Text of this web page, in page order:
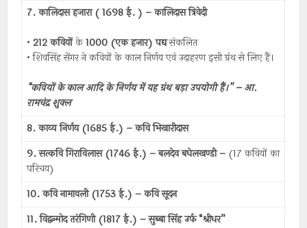
7. कालिदास हजारा ( 1698 ई. ) – कालिदास त्रिवेदी
• 212 कवियोंके1000 (एक हजार) पद्यसंकलित
• शिवसिंह सेंगर ने कवियों के काल निर्णय एवं उदाहरण इसी ग्रंथ से लिए हैं।
“कवियों के काल आदि के निर्णय में यह ग्रंथ बड़ा उपयोगी हैं।” – आ.
रामचंद्र शुक्ल
8. काव्य निर्णय (1685 ई.) – कवि भिखारीदास
9. सत्कवि गिराविलास (1746 ई.) – बलदेव बघेलखण्डी – (17 कवियों का
परिचय)
10. कवि नामावली (1753 ई.) – कवि सूदन
11. विद्वन्मोद तरंगिणी (1817 ई.) – सुब्बा सिंह उर्फ “श्रीधर”